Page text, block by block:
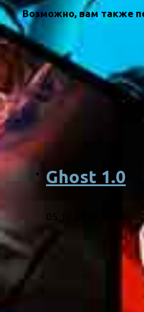
Возможно, вам также
Ghost 1.0